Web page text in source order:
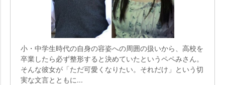
小・中学生時代の自身の容姿への周囲の扱いから、高校を
卒業したら必ず整形すると決めていたというペペみさん。
そんな彼女が「ただ可愛くなりたい。それだけ」という切
実な文言とともに...